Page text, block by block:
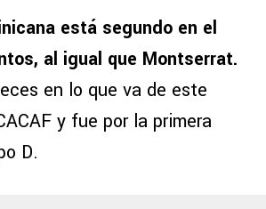
está segundo en el
al igual que Montserrat.
en lo que va de este
y fue por la primera
D.